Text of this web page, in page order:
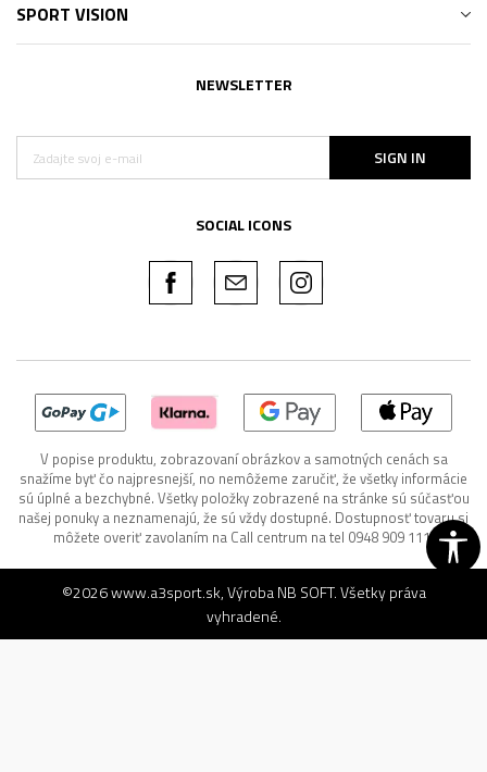
SPORT VISION
NEWSLETTER
SIGN IN
SOCIAL ICONS
V popise produktu, zobrazovaní obrázkov a samotných cenách sa
snažíme byť čo najpresnejší, no nemôžeme zaručiť, že všetky informácie
sú úplné a bezchybné. Všetky položky zobrazené na stránke sú súčasťou
našej ponuky a neznamenajú, že sú vždy dostupné. Dostupnosť tovaru si
môžete overiť zavolaním na Call centrum na tel 0948 909 111.
©2026www.a3sport.sk, VýrobaNB SOFT. Všetky práva
vyhradené.